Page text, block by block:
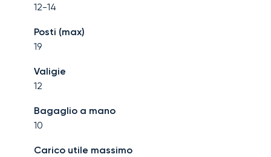
12-14
Posti (max)
19
Valigie
12
Bagaglio a mano
10
Carico utile massimo